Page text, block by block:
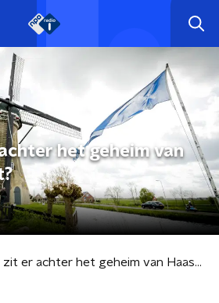
het geheim van
Wat zit er achter het geheim van Haastrecht?